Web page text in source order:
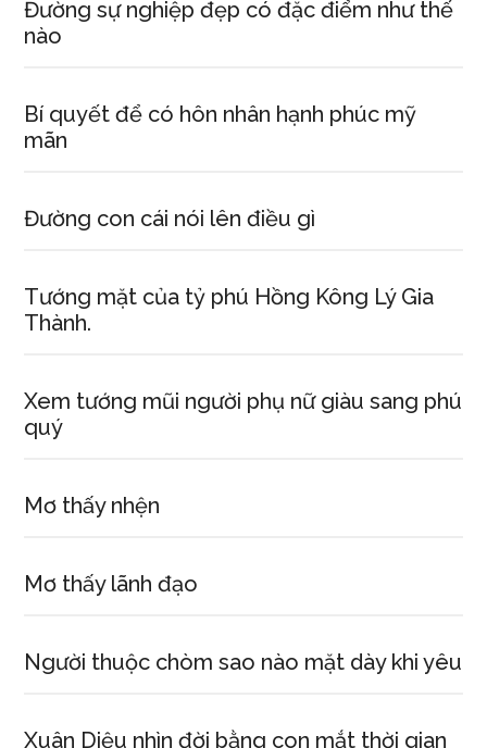
Đường sự nghiệp đẹp có đặc điểm như thế
nào
Bí quyết để có hôn nhân hạnh phúc mỹ
mãn
Đường con cái nói lên điều gì
Tướng mặt của tỷ phú Hồng Kông Lý Gia
Thành.
Xem tướng mũi người phụ nữ giàu sang phú
quý
Mơ thấy nhện
Mơ thấy lãnh đạo
Người thuộc chòm sao nào mặt dày khi yêu
Xuân Diệu nhìn đời bằng con mắt thời gian